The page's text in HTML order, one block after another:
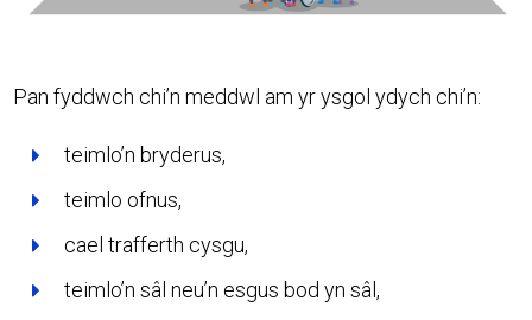
Pan fyddwch chi’n meddwl am yr ysgol ydych chi’n:
teimlo’n bryderus,
teimlo ofnus,
cael trafferth cysgu,
teimlo’n sâl neu’n esgus bod yn sâl,